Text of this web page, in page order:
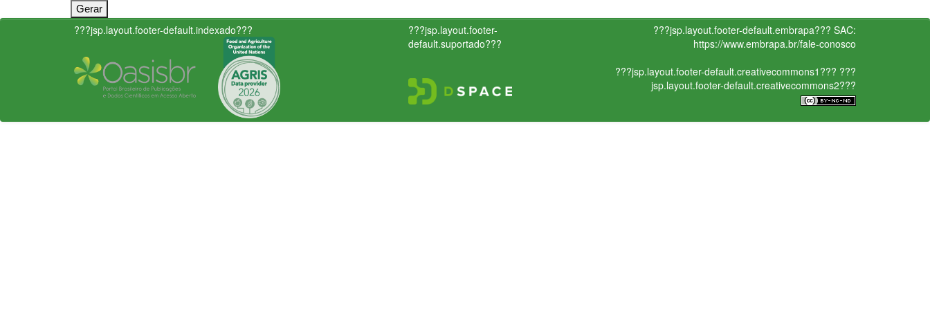
???jsp.layout.footer-default.indexado???
???jsp.layout.footer-
default.suportado???
???jsp.layout.footer-default.embrapa??? SAC:
https://www.embrapa.br/fale-conosco
???jsp.layout.footer-default.creativecommons1??? ???
jsp.layout.footer-default.creativecommons2???